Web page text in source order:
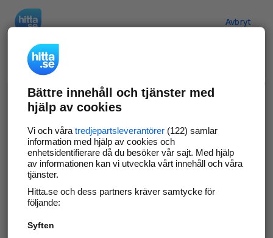
Avbryt
Verifiera ditt företag
Gör som 69 550företag
företagssida på hitta.se och syns bättre mot
kunder i ditt närområde. Helt kostnadsfritt.
Uppdatera din företagsinformation
Svara på och hantera dina omdömen
Bättre innehåll och tjänster med
hjälp av cookies
Vi och våra tredjepartsleverantörer(122) samlar
information med hjälp av cookies och
enhetsidentifierare då du besöker vår sajt. Med hjälp
av informationen kan vi utveckla vårt innehåll och våra
tjänster.
Hitta.se och dess partners kräver samtycke för
följande:
Syften